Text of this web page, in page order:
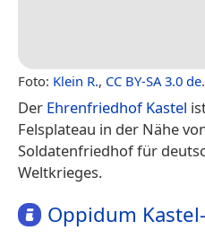
Foto: Klein R., CC BY-SA 3.0 de.
Der Ehrenfriedhof Kastel
Felsplateau in der Nähe
Soldatenfriedhof für
Weltkrieges.
Oppidum